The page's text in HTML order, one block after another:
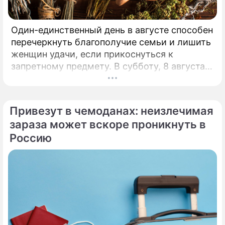
Один-единственный день в августе способен
перечеркнуть благополучие семьи и лишить
женщин удачи, если прикоснуться к
запретному предмету. В субботу, 8 августа,
православная церковь молитвенно чтит
Никомидийских.
Привезут в чемоданах: неизлечимая
зараза может вскоре проникнуть в
Россию